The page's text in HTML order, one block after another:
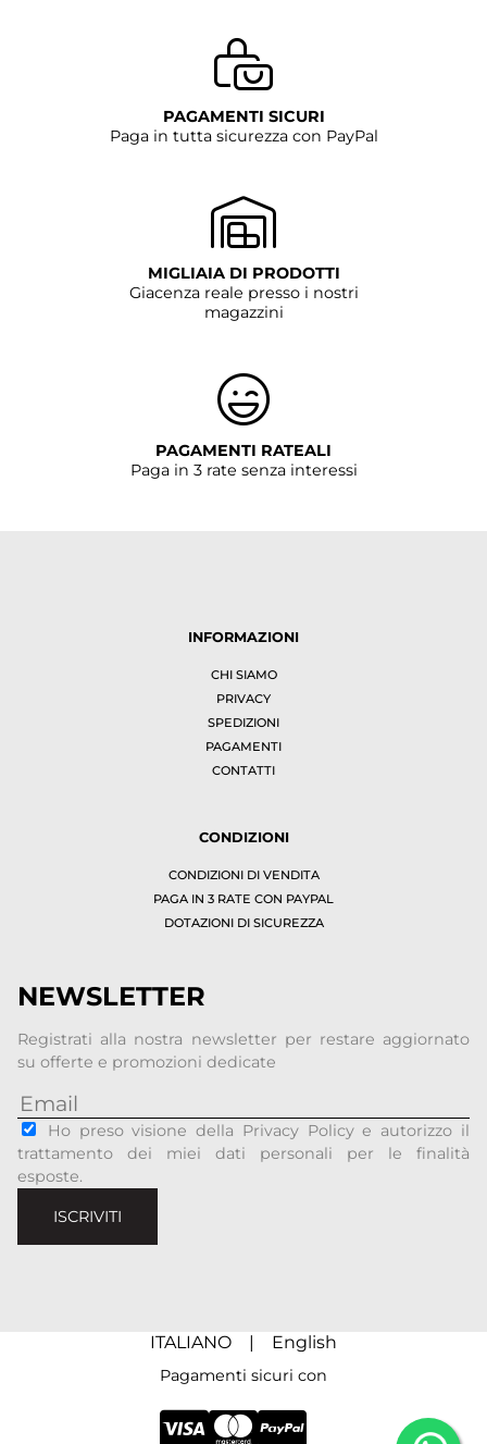
PAGAMENTI SICURI
Paga in tutta sicurezza con PayPal
MIGLIAIA DI PRODOTTI
Giacenza reale presso i nostri
magazzini
PAGAMENTI RATEALI
Paga in 3 rate senza interessi
INFORMAZIONI
CHI SIAMO
PRIVACY
SPEDIZIONI
PAGAMENTI
CONTATTI
CONDIZIONI
CONDIZIONI DI VENDITA
PAGA IN 3 RATE CON PAYPAL
DOTAZIONI DI SICUREZZA
NEWSLETTER
Registrati alla nostra newsletter per restare aggiornato
su offerte e promozioni dedicate
Ho preso visione della Privacy Policy e autorizzo il
trattamento dei miei dati personali per le finalità
esposte.
ISCRIVITI
ITALIANO | English
Pagamenti sicuri con